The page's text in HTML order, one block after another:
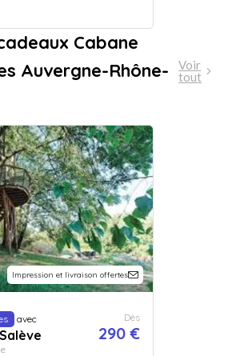
Cabane
Auvergne-Rhône-
Voir
tout
Impression et livraison offertes
avec Dès
290 €